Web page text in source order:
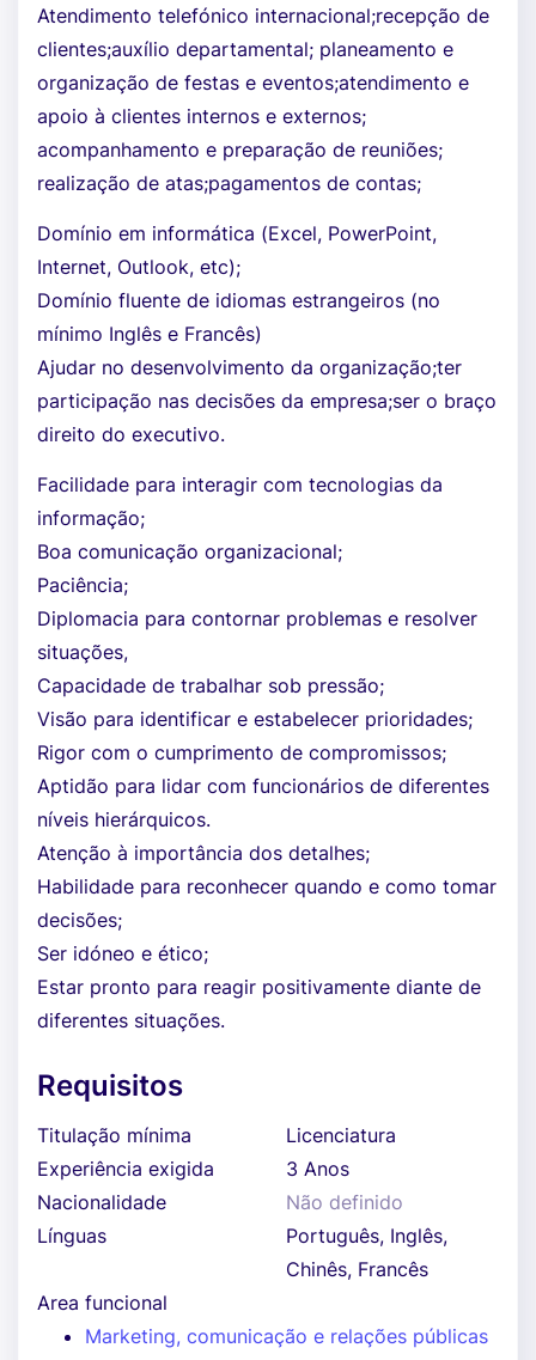
Atendimento telefónico internacional;recepção de
clientes;auxílio departamental; planeamento e
organização de festas e eventos;atendimento e
apoio à clientes internos e externos;
acompanhamento e preparação de reuniões;
realização de atas;pagamentos de contas;
Domínio em informática (Excel, PowerPoint,
Internet, Outlook, etc);
Domínio fluente de idiomas estrangeiros (no
mínimo Inglês e Francês)
Ajudar no desenvolvimento da organização;ter
participação nas decisões da empresa;ser o braço
direito do executivo.
Facilidade para interagir com tecnologias da
informação;
Boa comunicação organizacional;
Paciência;
Diplomacia para contornar problemas e resolver
situações,
Capacidade de trabalhar sob pressão;
Visão para identificar e estabelecer prioridades;
Rigor com o cumprimento de compromissos;
Aptidão para lidar com funcionários de diferentes
níveis hierárquicos.
Atenção à importância dos detalhes;
Habilidade para reconhecer quando e como tomar
decisões;
Ser idóneo e ético;
Estar pronto para reagir positivamente diante de
diferentes situações.
Requisitos
Titulação mínima
Licenciatura
Experiência exigida
3 Anos
Nacionalidade
Não definido
Línguas
Português, Inglês,
Chinês, Francês
Area funcional
Marketing, comunicação e relações públicas